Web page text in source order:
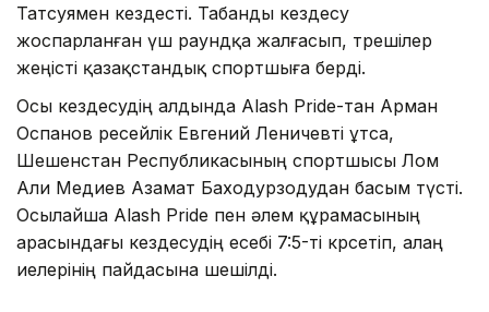
Татсуямен кездесті. Табанды кездесу
жоспарланған үш раундқа жалғасып, төрешілер
жеңісті қазақстандық спортшыға берді.
Осы кездесудің алдында Alash Pride-тан Арман
Оспанов ресейлік Евгений Леничевті ұтса,
Шешенстан Республикасының спортшысы Лом
Али Медиев Азамат Баходурзодудан басым түсті.
Осылайша Alash Pride пен әлем құрамасының
арасындағы кездесудің есебі 7:5-ті көрсетіп, алаң
иелерінің пайдасына шешілді.